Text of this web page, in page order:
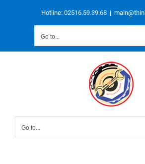
Hotline: 02516.59.39.68 |
Go to...
Go to...